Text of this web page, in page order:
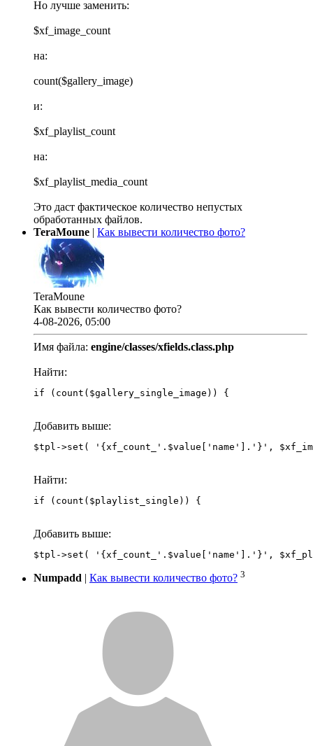
Но лучше заменить:
$xf_image_count
на:
count($gallery_image)
и:
$xf_playlist_count
на:
$xf_playlist_media_count
Это даст фактическое количество непустых
обработанных файлов.
TeraMoune | Как вывести количество фото?
TeraMoune
Как вывести количество фото?
4-08-2026, 05:00
Имя файла: engine/classes/xfields.class.php
Найти:
if (count($gallery_single_image)) {
Добавить выше:
Найти:
if (count($playlist_single)) {
Добавить выше:
Numpadd Как вывести количество фото? 3